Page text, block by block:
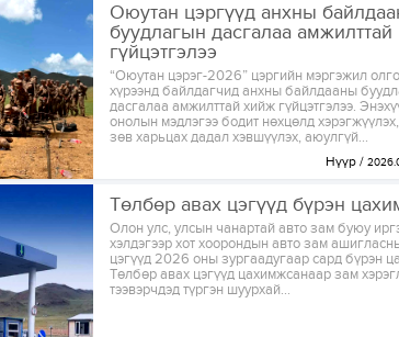
Оюутан цэргүүд анхны
буудлагын дасгалаа амжилттай
гүйцэтгэлээ
“Оюутан цэрэг-2026” цэргийн мэргэжил
хүрээнд байлдагчид анхны байлдааны
дасгалаа амжилттай хийж гүйцэтгэлээ.
онолын мэдлэгээ бодит нөхцөлд хэрэгжүүлэх,
зөв харьцах дадал хэвшүүлэх, аюулгүй...
Нүүр
Төлбөр авах цэгүүд бүрэн
Олон улс, улсын чанартай авто зам буюу
хэлдэгээр хот хоорондын авто зам
цэгүүд 2026 оны зургаадугаар сард бүрэн
Төлбөр авах цэгүүд цахимжсанаар зам
тээвэрчдэд түргэн шуурхай...